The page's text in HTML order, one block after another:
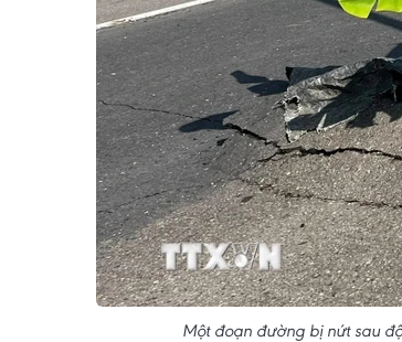
Một đoạn đường bị nứt sau